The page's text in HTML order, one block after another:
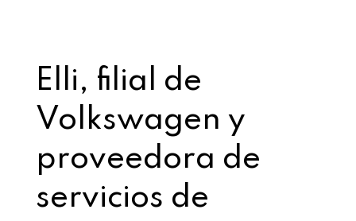
Elli, filial de
Volkswagen y
proveedora de
servicios de